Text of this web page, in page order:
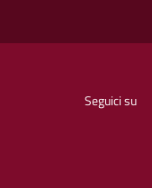
Seguici su